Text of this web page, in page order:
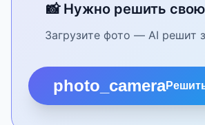
📸 Нужно решить свою
Загрузите фото — AI решит
photo_camera